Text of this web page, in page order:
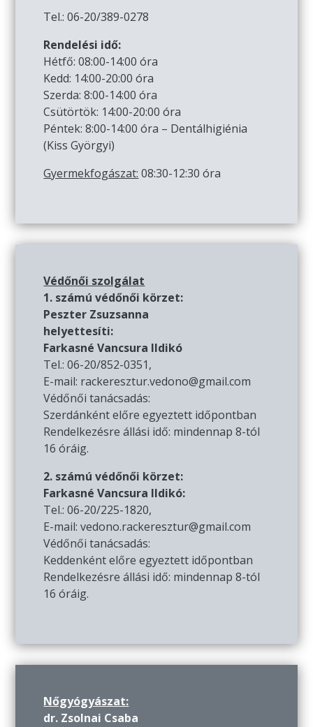
Tel.: 06-20/389-0278
Rendelési idő:
Hétfő: 08:00-14:00 óra
Kedd: 14:00-20:00 óra
Szerda: 8:00-14:00 óra
Csütörtök: 14:00-20:00 óra
Péntek: 8:00-14:00 óra – Dentálhigiénia
(Kiss Györgyi)
Gyermekfogászat: 08:30-12:30 óra
Védőnői szolgálat
1. számú védőnői körzet:
Peszter Zsuzsanna
helyettesíti:
Farkasné Vancsura Ildikó
Tel.: 06-20/852-0351,
E-mail: rackeresztur.vedono@gmail.com
Védőnői tanácsadás:
Szerdánként előre egyeztett időpontban
Rendelkezésre állási idő: mindennap 8-tól
16 óráig.
2. számú védőnői körzet:
Farkasné Vancsura Ildikó:
Tel.: 06-20/225-1820,
E-mail: vedono.rackeresztur@gmail.com
Védőnői tanácsadás:
Keddenként előre egyeztett időpontban
Rendelkezésre állási idő: mindennap 8-tól
16 óráig.
Nőgyógyászat:
dr. Zsolnai Csaba